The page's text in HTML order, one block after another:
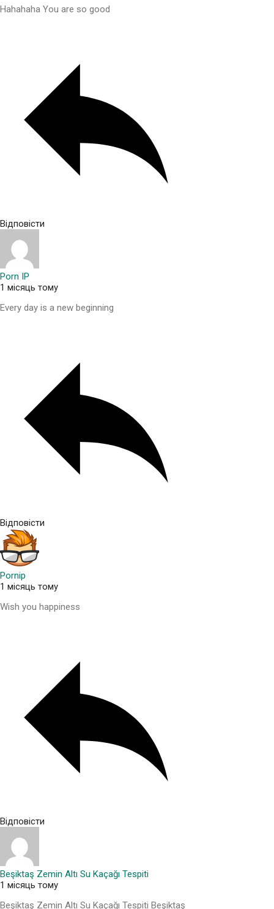
Hahahaha You are so good
Відповісти
Porn IP
1 місяць тому
Every day is a new beginning
Відповісти
Pornip
1 місяць тому
Wish you happiness
Відповісти
Beşiktaş Zemin Altı Su Kaçağı Tespiti
1 місяць тому
Beşiktaş Zemin Altı Su Kaçağı Tespiti Beşiktaş